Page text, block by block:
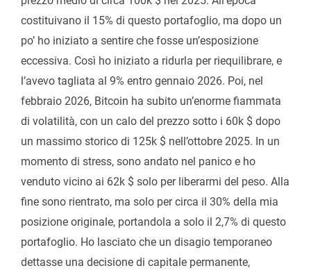
costituivano il 15% di questo portafoglio, ma dopo un
po’ ho iniziato a sentire che fosse un’esposizione
eccessiva. Così ho iniziato a ridurla per riequilibrare, e
l’avevo tagliata al 9% entro gennaio 2026. Poi, nel
febbraio 2026, Bitcoin ha subito un’enorme fiammata
di volatilità, con un calo del prezzo sotto i 60k $ dopo
un massimo storico di 125k $ nell’ottobre 2025. In un
momento di stress, sono andato nel panico e ho
venduto vicino ai 62k $ solo per liberarmi del peso. Alla
fine sono rientrato, ma solo per circa il 30% della mia
posizione originale, portandola a solo il 2,7% di questo
portafoglio. Ho lasciato che un disagio temporaneo
dettasse una decisione di capitale permanente,